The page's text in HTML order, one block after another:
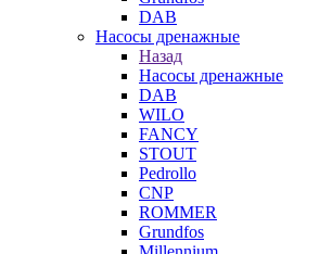
DAB
Насосы дренажные
Назад
Насосы дренажные
DAB
WILO
FANCY
STOUT
Pedrollo
CNP
ROMMER
Grundfos